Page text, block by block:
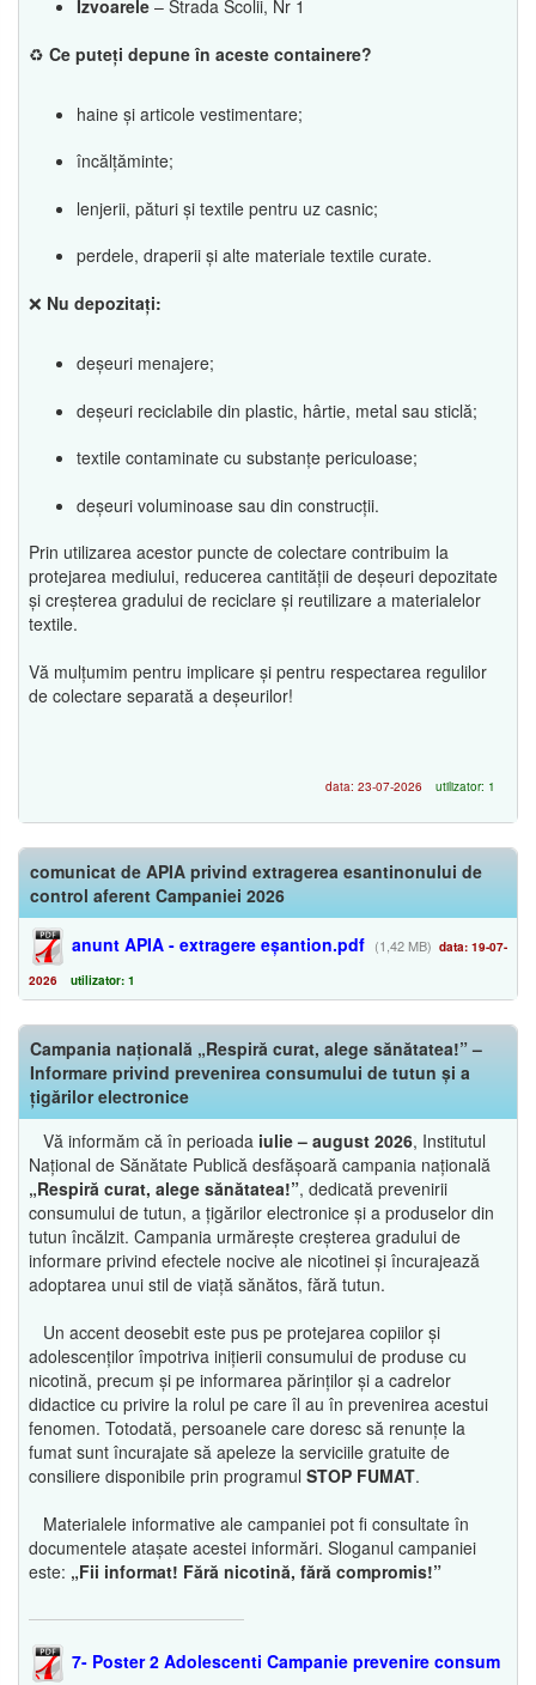
Izvoarele – Strada Scolii, Nr 1
♻️ Ce puteți depune în aceste containere?
haine și articole vestimentare;
încălțăminte;
lenjerii, pături și textile pentru uz casnic;
perdele, draperii și alte materiale textile curate.
❌ Nu depozitați:
deșeuri menajere;
deșeuri reciclabile din plastic, hârtie, metal sau sticlă;
textile contaminate cu substanțe periculoase;
deșeuri voluminoase sau din construcții.
Prin utilizarea acestor puncte de colectare contribuim la
protejarea mediului, reducerea cantității de deșeuri depozitate
și creșterea gradului de reciclare și reutilizare a materialelor
textile.
Vă mulțumim pentru implicare și pentru respectarea regulilor
de colectare separată a deșeurilor!
data: 23-07-2026 utilizator: 1
comunicat de APIA privind extragerea esantinonului de
control aferent Campaniei 2026
anunt APIA - extragere eșantion.pdf (1,42 MB) data: 19-07-
2026 utilizator: 1
Campania națională „Respiră curat, alege sănătatea!” –
Informare privind prevenirea consumului de tutun și a
țigărilor electronice
Vă informăm că în perioada iulie – august 2026, Institutul
Național de Sănătate Publică desfășoară campania națională
„Respiră curat, alege sănătatea!”, dedicată prevenirii
consumului de tutun, a țigărilor electronice și a produselor din
tutun încălzit. Campania urmărește creșterea gradului de
informare privind efectele nocive ale nicotinei și încurajează
adoptarea unui stil de viață sănătos, fără tutun.
Un accent deosebit este pus pe protejarea copiilor și
adolescenților împotriva inițierii consumului de produse cu
nicotină, precum și pe informarea părinților și a cadrelor
didactice cu privire la rolul pe care îl au în prevenirea acestui
fenomen. Totodată, persoanele care doresc să renunțe la
fumat sunt încurajate să apeleze la serviciile gratuite de
consiliere disponibile prin programul STOP FUMAT.
Materialele informative ale campaniei pot fi consultate în
documentele atașate acestei informări. Sloganul campaniei
este: „Fii informat! Fără nicotină, fără compromis!”
7- Poster 2 Adolescenti Campanie prevenire consum